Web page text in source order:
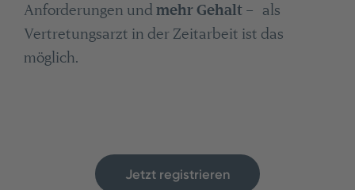
Anforderungen und mehr Gehalt– als
Vertretungsarzt in der Zeitarbeit ist das
möglich.
Jetzt registrieren